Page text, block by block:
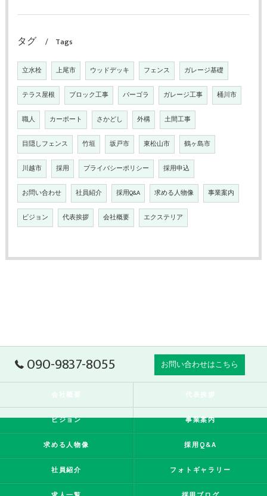
タグ Tags
立水栓 上尾市 ウッドデッキ フェンス ガレージ基礎
テラス屋根 ブロック工事 パーゴラ ガレージ工事 桶川市
職人 カーポート さかどし 外構 土間工事
目隠しフェンス 竹垣 坂戸市 東松山市 鶴ヶ島市
川越市 採用 プライバシーポリシー 採用申込
お問い合わせ 社員紹介 採用Q&A 求める人物像 事業案内
ビジョン 代表挨拶 会社概要 エクステリア
090-9837-8055 お問い合わせはこちら
会社概要 代表挨拶
ビジョン 事業案内
求める人物像 採用Q&A
社員紹介 フォトギャラリー